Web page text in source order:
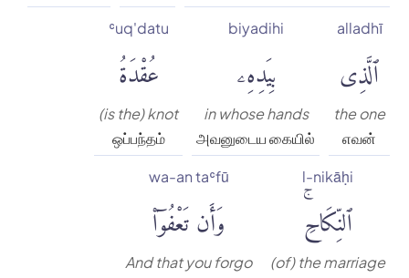
alladhī
ٱلَّذِى
the one
எவன்
biyadihi
بِيَدِهِۦ
in whose hands
அவனுடைய கையில்
ʿuq'datu
عُقْدَةُ
(is the) knot
ஒப்பந்தம்
l-nikāḥi
ٱلنِّكَاحِۚ
(of) the marriage
wa-an taʿfū
وَأَن تَعْفُوٓا۟
And that you forgo